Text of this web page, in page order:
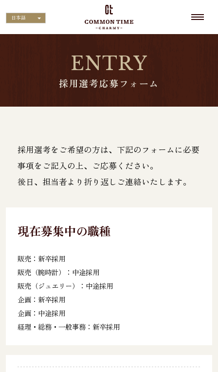
日本語
ENTRY
採用選考応募フォーム
採用選考をご希望の方は、下記のフォームに必要
事項をご記入の上、ご応募ください。
後日、担当者より折り返しご連絡いたします。
現在募集中の職種
販売：新卒採用
販売（腕時計）：中途採用
販売（ジュエリー）：中途採用
企画：新卒採用
企画：中途採用
経理・総務・一般事務：新卒採用